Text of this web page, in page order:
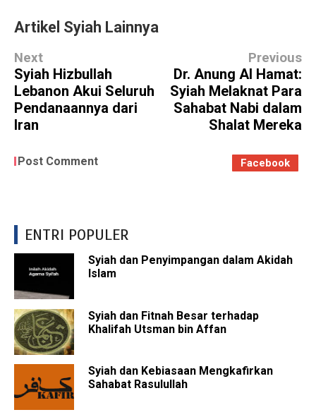
Artikel Syiah Lainnya
Next
Syiah Hizbullah
Lebanon Akui Seluruh
Pendanaannya dari
Iran
Previous
Dr. Anung Al Hamat:
Syiah Melaknat Para
Sahabat Nabi dalam
Shalat Mereka
Post Comment Facebook
ENTRI POPULER
Syiah dan Penyimpangan dalam Akidah
Islam
Syiah dan Fitnah Besar terhadap
Khalifah Utsman bin Affan
Syiah dan Kebiasaan Mengkafirkan
Sahabat Rasulullah